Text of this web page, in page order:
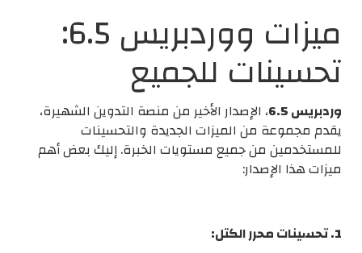
ميزات ووردبريس 6.5:
تحسينات للجميع
وردبريس 6.5
، الإصدار الأخير من منصة التدوين الشهيرة،
يقدم مجموعة من الميزات الجديدة والتحسينات
للمستخدمين من جميع مستويات الخبرة. إليك بعض أهم
ميزات هذا الإصدار:
1. تحسينات محرر الكتل: